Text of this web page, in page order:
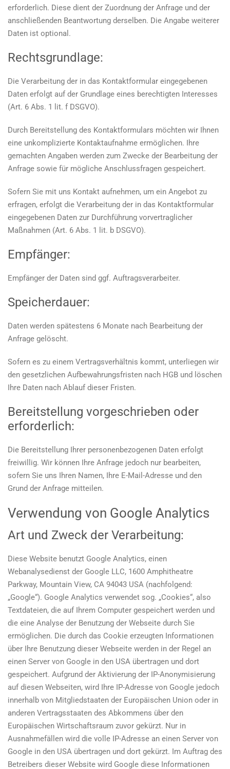
erforderlich. Diese dient der Zuordnung der Anfrage und der
anschließenden Beantwortung derselben. Die Angabe weiterer
Daten ist optional.
Rechtsgrundlage:
Die Verarbeitung der in das Kontaktformular eingegebenen
Daten erfolgt auf der Grundlage eines berechtigten Interesses
(Art. 6 Abs. 1 lit. f DSGVO).
Durch Bereitstellung des Kontaktformulars möchten wir Ihnen
eine unkomplizierte Kontaktaufnahme ermöglichen. Ihre
gemachten Angaben werden zum Zwecke der Bearbeitung der
Anfrage sowie für mögliche Anschlussfragen gespeichert.
Sofern Sie mit uns Kontakt aufnehmen, um ein Angebot zu
erfragen, erfolgt die Verarbeitung der in das Kontaktformular
eingegebenen Daten zur Durchführung vorvertraglicher
Maßnahmen (Art. 6 Abs. 1 lit. b DSGVO).
Empfänger:
Empfänger der Daten sind ggf. Auftragsverarbeiter.
Speicherdauer:
Daten werden spätestens 6 Monate nach Bearbeitung der
Anfrage gelöscht.
Sofern es zu einem Vertragsverhältnis kommt, unterliegen wir
den gesetzlichen Aufbewahrungsfristen nach HGB und löschen
Ihre Daten nach Ablauf dieser Fristen.
Bereitstellung vorgeschrieben oder
erforderlich:
Die Bereitstellung Ihrer personenbezogenen Daten erfolgt
freiwillig. Wir können Ihre Anfrage jedoch nur bearbeiten,
sofern Sie uns Ihren Namen, Ihre E-Mail-Adresse und den
Grund der Anfrage mitteilen.
Verwendung von Google Analytics
Art und Zweck der Verarbeitung:
Diese Website benutzt Google Analytics, einen
Webanalysedienst der Google LLC, 1600 Amphitheatre
Parkway, Mountain View, CA 94043 USA (nachfolgend:
„Google“). Google Analytics verwendet sog. „Cookies“, also
Textdateien, die auf Ihrem Computer gespeichert werden und
die eine Analyse der Benutzung der Webseite durch Sie
ermöglichen. Die durch das Cookie erzeugten Informationen
über Ihre Benutzung dieser Webseite werden in der Regel an
einen Server von Google in den USA übertragen und dort
gespeichert. Aufgrund der Aktivierung der IP-Anonymisierung
auf diesen Webseiten, wird Ihre IP-Adresse von Google jedoch
innerhalb von Mitgliedstaaten der Europäischen Union oder in
anderen Vertragsstaaten des Abkommens über den
Europäischen Wirtschaftsraum zuvor gekürzt. Nur in
Ausnahmefällen wird die volle IP-Adresse an einen Server von
Google in den USA übertragen und dort gekürzt. Im Auftrag des
Betreibers dieser Website wird Google diese Informationen